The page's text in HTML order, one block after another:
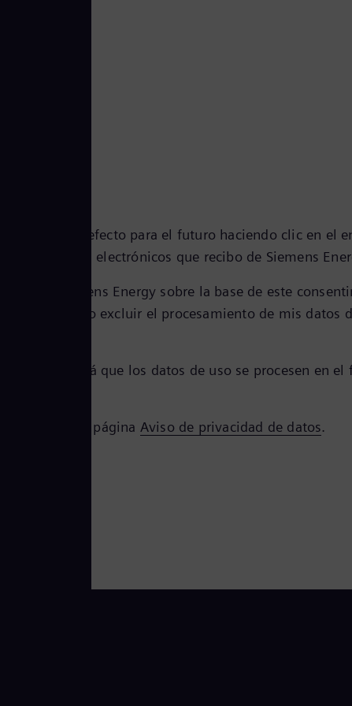
con efecto para el futuro haciendo clic en el
los correos electrónicos que recibo de Siemens
de Siemens Energy sobre la base de este
puedo excluir el procesamiento de mis datos
que evitará que los datos de uso se procesen en el
datos en la página Aviso de privacidad de datos.